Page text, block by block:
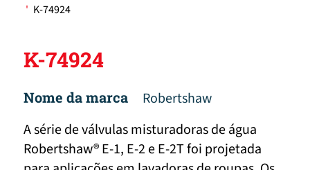
' K-74924
K-74924
Nome da marca
Robertshaw
A série de válvulas misturadoras de água
Robertshaw® E-1, E-2 e E-2T foi projetada